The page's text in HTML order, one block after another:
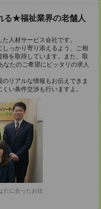
る★福祉業界の老舗人
人材サービス会社です。
っかり寄り添えるよう、ご相
を取得しています。また、取
たのご希望にピッタリの求人
リアルな情報もお伝えできま
い条件交渉も行いますよ。
たに合ったお仕